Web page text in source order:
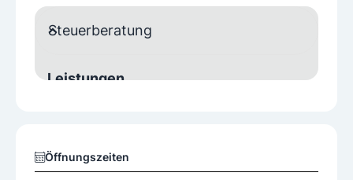
Steuerberatung
Leistungen
Gründungsberatung
Lohnverrechnung
Steuerausgleich
Öffnungszeiten